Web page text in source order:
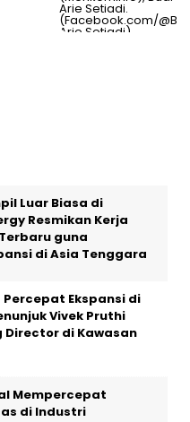
Luar Biasa di
Resmikan Kerja
guna
di Asia Tenggara
Ekspansi di
Vivek Pruthi
di Kawasan
Mempercepat
di Industri